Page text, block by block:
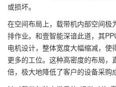
或损坏。
在空间布局上，载带机内部空间极
排作业。和壹智能深谙此道，其
电机设计，整体宽度大幅缩减，
更多的工位。这种高密度的布局，
倍，极大地降低了客户的设备采购